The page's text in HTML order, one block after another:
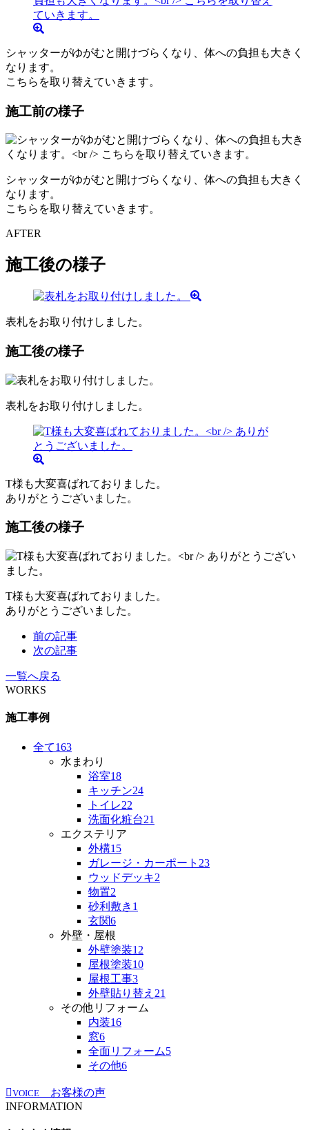
シャッターがゆがむと開けづらくなり、体への負担も大きく
なります。
こちらを取り替えていきます。
施工前の様子
シャッターがゆがむと開けづらくなり、体への負担も大きく
なります。
こちらを取り替えていきます。
AFTER
施工後の様子
表札をお取り付けしました。
施工後の様子
表札をお取り付けしました。
T様も大変喜ばれておりました。
ありがとうございました。
施工後の様子
T様も大変喜ばれておりました。
ありがとうございました。
前の記事
次の記事
一覧へ戻る
WORKS
施工事例
全て163
水まわり
浴室18
キッチン24
トイレ22
洗面化粧台21
エクステリア
外構15
ガレージ・カーポート 23
ウッドデッキ2
物置2
砂利敷き 1
玄関6
外壁・屋根
外壁塗装12
屋根塗装10
屋根工事3
外壁貼り替え 21
その他リフォーム
内装16
窓6
全面リフォーム5
その他6
VOICE
お客様の声
INFORMATION